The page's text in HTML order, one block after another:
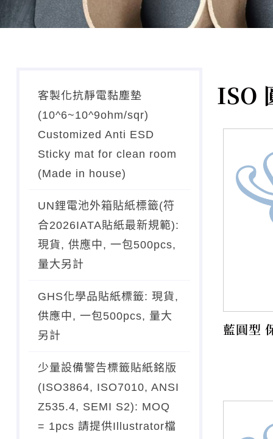
客製化抗靜電黏塵墊
(10^6~10^9ohm/sqr)
Customized Anti ESD
Sticky mat for clean room
(Made in house)
UN鋰電池外箱貼紙標籤(符
合2026IATA貼紙最新規範):
現貨, 供應中, 一包500pcs,
量大另計
GHS化學品貼紙標籤: 現貨,
供應中, 一包500pcs, 量大
另計
少量設備警告標籤貼紙銘版
(ISO3864, ISO7010, ANSI
Z535.4, SEMI S2): MOQ
= 1pcs 請提供Illustrator檔
ISO
藍圓型